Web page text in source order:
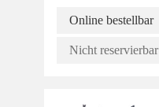
Online bestellbar
Nicht reservierbar